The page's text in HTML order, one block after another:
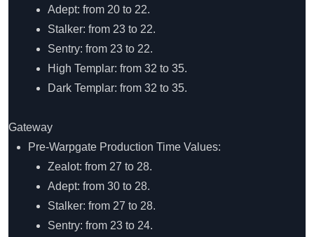
Adept: from 20 to 22.
Stalker: from 23 to 22.
Sentry: from 23 to 22.
High Templar: from 32 to 35.
Dark Templar: from 32 to 35.
Gateway
Pre-Warpgate Production Time Values:
Zealot: from 27 to 28.
Adept: from 30 to 28.
Stalker: from 27 to 28.
Sentry: from 23 to 24.